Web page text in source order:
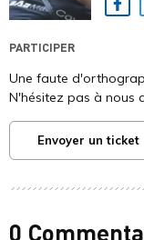
PARTICIPER
Une faute
N'hésitez pas à nous
Envoyer un ticket
0